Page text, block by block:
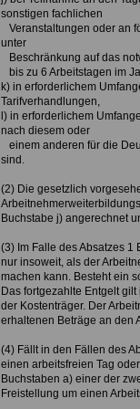
sonstigen fachlichen
Veranstaltungen oder an
unter
Beschränkung auf das
bis zu 6 Arbeitstagen im
k) in erforderlichem
Tarifverhandlungen,
l) in erforderlichem
nach diesem oder
einem anderen für die
sind.
(2) Die gesetzlich
Buchstabe j) angerechnet
(3) Im Falle des Absatzes 1
nur insoweit, als der
machen kann. Besteht ein
Das fortgezahlte Entgelt
der Kostenträger. Der
erhaltenen Beträge an den
(4) Fällt in den Fällen des
einen arbeitsfreien Tag
Buchstaben a) einer der
Freistellung um einen